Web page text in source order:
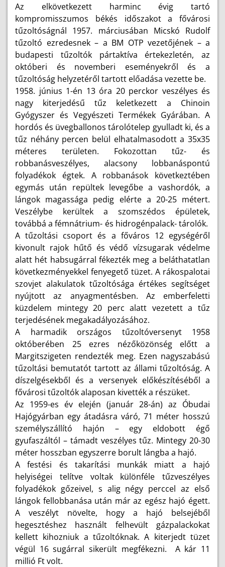
Az elkövetkezett harminc évig tartó
kompromisszumos békés időszakot a fővárosi
tűzoltóságnál 1957. márciusában Micskó Rudolf
tűzoltó ezredesnek – a BM OTP vezetőjének – a
budapesti tűzoltók pártaktíva értekezletén, az
októberi és novemberi eseményekről és a
tűzoltóság helyzetéről tartott előadása vezette be.
1958. június 1-én 13 óra 20 perckor veszélyes és
nagy kiterjedésű tűz keletkezett a Chinoin
Gyógyszer és Vegyészeti Termékek Gyárában. A
hordós és üvegballonos tárolótelep gyulladt ki, és a
tűz néhány percen belül elhatalmasodott a 35x35
méteres területen. Fokozottan tűz- és
robbanásveszélyes, alacsony lobbanáspontú
folyadékok égtek. A robbanások következtében
egymás után repültek levegőbe a vashordók, a
lángok magassága pedig elérte a 20-25 métert.
Veszélybe kerültek a szomszédos épületek,
továbbá a fémnátrium- és hidrogénpalack- tárolók.
A tűzoltási csoport és a főváros 12 egységéről
kivonult rajok hűtő és védő vízsugarak védelme
alatt hét habsugárral fékezték meg a beláthatatlan
következményekkel fenyegető tüzet. A rákospalotai
szovjet alakulatok tűzoltósága értékes segítséget
nyújtott az anyagmentésben. Az emberfeletti
küzdelem mintegy 20 perc alatt vezetett a tűz
terjedésének megakadályozásához.
A harmadik országos tűzoltóversenyt 1958
októberében 25 ezres nézőközönség előtt a
Margitszigeten rendezték meg. Ezen nagyszabású
tűzoltási bemutatót tartott az állami tűzoltóság. A
díszelgésekből és a versenyek előkészítéséből a
fővárosi tűzoltók alaposan kivették a részüket.
Az 1959-es év elején (január 28-án) az Óbudai
Hajógyárban egy átadásra váró, 71 méter hosszú
személyszállító hajón – egy eldobott égő
gyufaszáltól – támadt veszélyes tűz. Mintegy 20-30
méter hosszban egyszerre borult lángba a hajó.
A festési és takarítási munkák miatt a hajó
helyiségei telítve voltak különféle tűzveszélyes
folyadékok gőzeivel, s alig négy perccel az első
lángok fellobbanása után már az egész hajó égett.
A veszélyt növelte, hogy a hajó belsejéből
hegesztéshez használt felhevült gázpalackokat
kellett kihozniuk a tűzoltóknak. A kiterjedt tüzet
végül 16 sugárral sikerült megfékezni. A kár 11
millió Ft volt.